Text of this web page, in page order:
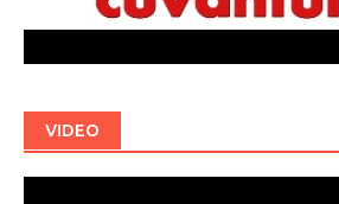
VIDEO